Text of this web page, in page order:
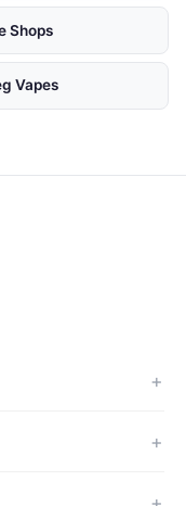
Shops
Vapes